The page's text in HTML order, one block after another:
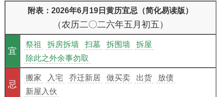
附表：2026年6月19日黄历宜忌（简化易读版）
（农历二〇二六年五月初五）
宜
祭祖 拆房拆墙 扫墓 拆围墙
拆屋
除此之外余事勿取
忌
搬家 入宅 乔迁新居 做买卖 出货
放债
新屋入伙